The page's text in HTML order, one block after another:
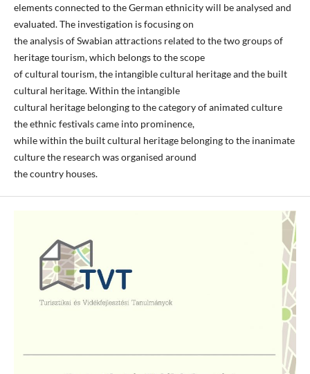
elements connected to the German ethnicity will be analysed and
evaluated. The investigation is focusing on
the analysis of Swabian attractions related to the two groups of
heritage tourism, which belongs to the scope
of cultural tourism, the intangible cultural heritage and the built
cultural heritage. Within the intangible
cultural heritage belonging to the category of animated culture
the ethnic festivals came into prominence,
while within the built cultural heritage belonging to the inanimate
culture the research was organised around
the country houses.